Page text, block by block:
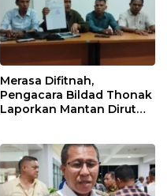
Merasa Difitnah,
Pengacara Bildad Thonak
Laporkan Mantan Dirut